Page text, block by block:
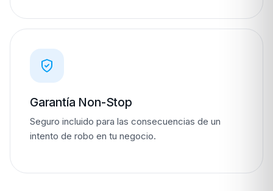
Garantía Non-Stop
Seguro incluido para las consecuencias de un
intento de robo en tu negocio.